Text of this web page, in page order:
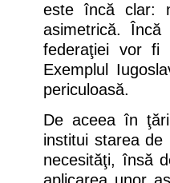
este încă clar:
asimetrică.
federaţiei vor fi
Exemplul
periculoasă.
De aceea în
institui starea
necesităţi, însă